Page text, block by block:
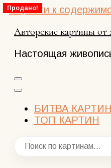
Перейти к
Авторские картины
Настоящая
БИТВА КАРТИН
ТОП КАРТИН
Продано!